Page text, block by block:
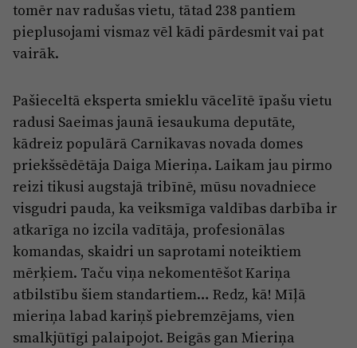
tomēr nav radušas vietu, tātad 238 pantiem
pieplusojami vismaz vēl kādi pārdesmit vai pat
vairāk.
Pašieceltā eksperta smieklu vācelītē īpašu vietu
radusi Saeimas jaunā iesaukuma deputāte,
kādreiz populārā Carnikavas novada domes
priekšsēdētāja Daiga Mieriņa. Laikam jau pirmo
reizi tikusi augstajā tribīnē, mūsu novadniece
visgudri pauda, ka veiksmīga valdības darbība ir
atkarīga no izcila vadītāja, profesionālas
komandas, skaidri un saprotami noteiktiem
mērķiem. Taču viņa nekomentēšot Kariņa
atbilstību šiem standartiem… Redz, kā! Mīļā
mieriņa labad kariņš piebremzējams, vien
smalkjūtīgi palaipojot. Beigās gan Mieriņa